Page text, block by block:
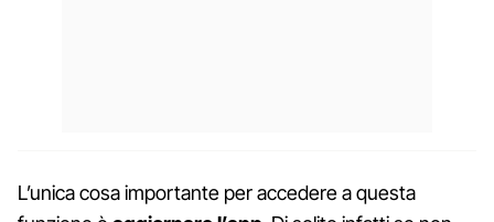
L’unica cosa importante per accedere a questa